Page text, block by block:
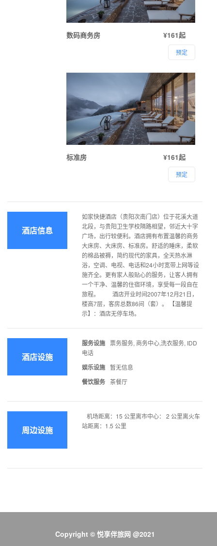
数码商务房 ¥161起
预定
标准房 ¥161起
预定
酒店信息
如家快捷酒店（贵阳次南门店）位于花溪大道
北段，与贵阳卫生学校隔路相望，邻近大十字
广场，出行较便利。酒店拥有布置温馨的商务
大床房、大床房、标准房。舒适的睡床，柔软
的棉品被褥，简约现代的家具，全天热水淋
浴，空调、电视、电话和24小时宽带上网等设
施齐全。更有家人般贴心的服务，让客人拥有
一个干净、温馨的住宿环境，享受每一段自在
旅程。 酒店开业时间2007年12月21日，
楼高7层，客房总数86间（套）。 【温馨提
示】：酒店无停车场。
酒店设施
服务设施 票务服务, 商务中心,洗衣服务, IDD
电话
娱乐设施 暂无信息
餐饮服务 茶餐厅
周边设施
机场距离：15 公里离市中心： 2 公里离火车
站距离：1.5 公里
Copyright © 悦享伴旅网 @2021